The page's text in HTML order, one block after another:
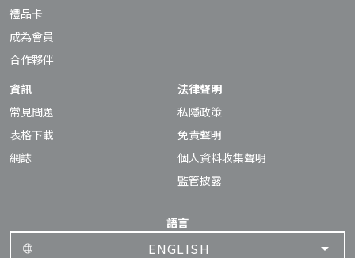
禮品卡
成為會員
合作夥伴
資訊
常見問題
表格下載
網誌
法律聲明
私隱政策
免責聲明
個人資料收集聲明
監管披露
語言
ENGLISH